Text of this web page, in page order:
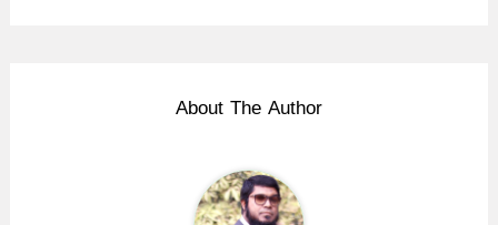
About The Author